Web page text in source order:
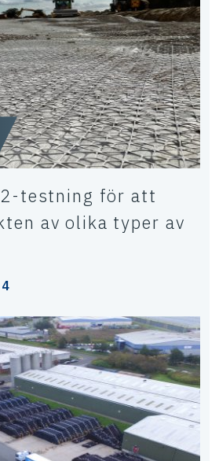
testning för att
av olika typer av